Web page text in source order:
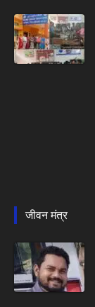
जीवन मंत्र